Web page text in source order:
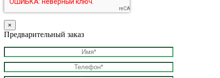
×
Предварительный заказ